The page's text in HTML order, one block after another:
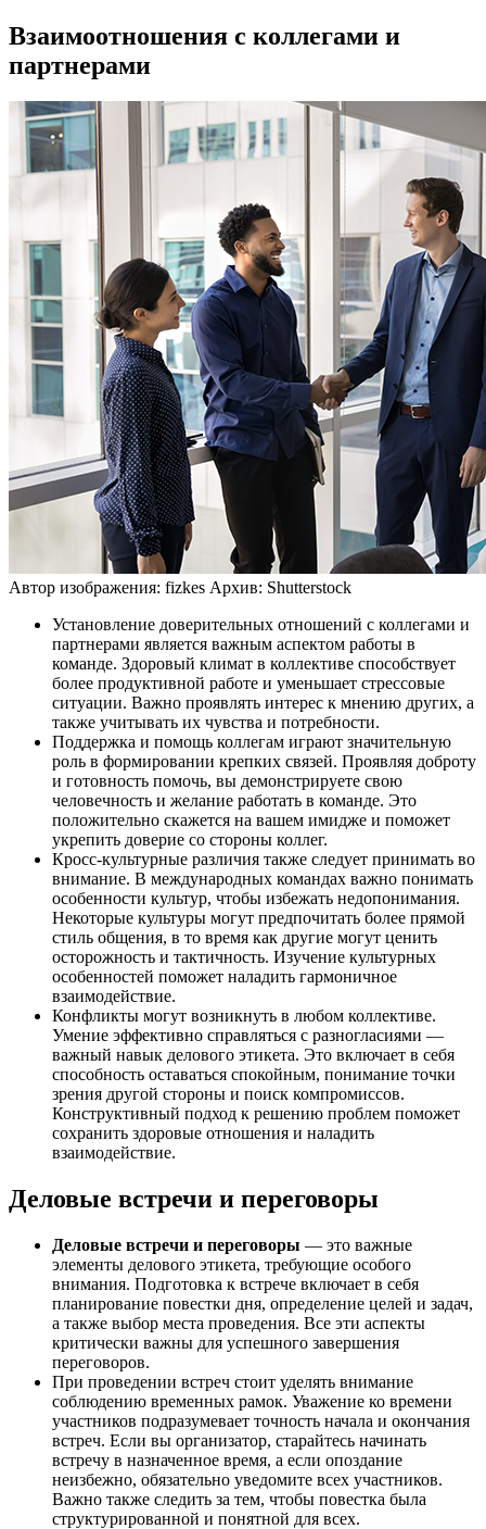
Взаимоотношения с коллегами и
партнерами
Автор изображения: fizkes Архив: Shutterstock
Установление доверительных отношений с коллегами и
партнерами является важным аспектом работы в
команде. Здоровый климат в коллективе способствует
более продуктивной работе и уменьшает стрессовые
ситуации. Важно проявлять интерес к мнению других, а
также учитывать их чувства и потребности.
Поддержка и помощь коллегам играют значительную
роль в формировании крепких связей. Проявляя доброту
и готовность помочь, вы демонстрируете свою
человечность и желание работать в команде. Это
положительно скажется на вашем имидже и поможет
укрепить доверие со стороны коллег.
Кросс-культурные различия также следует принимать во
внимание. В международных командах важно понимать
особенности культур, чтобы избежать недопонимания.
Некоторые культуры могут предпочитать более прямой
стиль общения, в то время как другие могут ценить
осторожность и тактичность. Изучение культурных
особенностей поможет наладить гармоничное
взаимодействие.
Конфликты могут возникнуть в любом коллективе.
Умение эффективно справляться с разногласиями —
важный навык делового этикета. Это включает в себя
способность оставаться спокойным, понимание точки
зрения другой стороны и поиск компромиссов.
Конструктивный подход к решению проблем поможет
сохранить здоровые отношения и наладить
взаимодействие.
Деловые встречи и переговоры
Деловые встречи и переговоры — это важные
элементы делового этикета, требующие особого
внимания. Подготовка к встрече включает в себя
планирование повестки дня, определение целей и задач,
а также выбор места проведения. Все эти аспекты
критически важны для успешного завершения
переговоров.
При проведении встреч стоит уделять внимание
соблюдению временных рамок. Уважение ко времени
участников подразумевает точность начала и окончания
встреч. Если вы организатор, старайтесь начинать
встречу в назначенное время, а если опоздание
неизбежно, обязательно уведомите всех участников.
Важно также следить за тем, чтобы повестка была
структурированной и понятной для всех.